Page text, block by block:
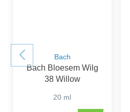
Bach
Bach Bloesem Wilg
38 Willow
20 ml